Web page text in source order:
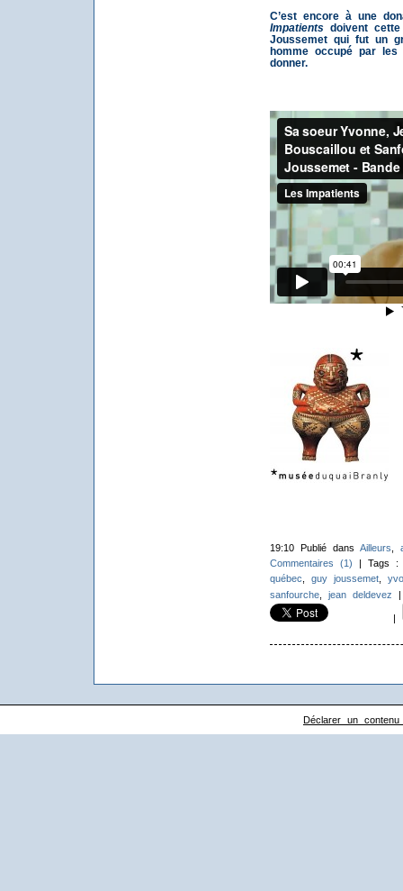
C’est encore à une
Impatientsdoivent cette
Joussemet qui fut un
homme occupé par
donner.
19:10 Publié dans Ailleurs
Commentaires (1) | Tags
québec
guy joussemet,
sanfourche, jean deldevez
|
Déclarer un contenu